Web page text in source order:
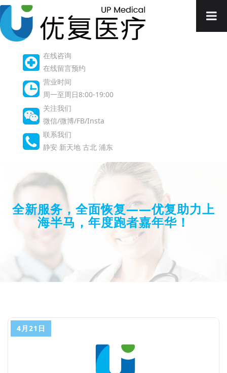
在线咨询
在线留言预约
营业时间
周一至周日8:00-19:00
关注我们
微信/微博/FB/Insta
联系我们
静安 新天地 古北 浦东
全新服务，全面恢复——优复助力上
海半马，年度跑者嘉年华！
4月21日